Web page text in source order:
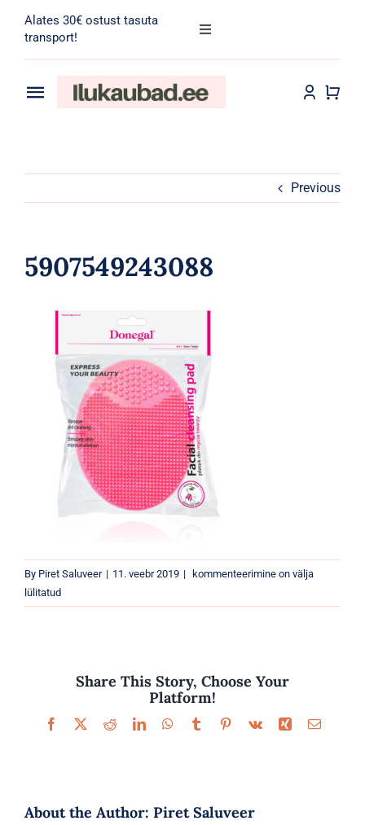
content
Alates 30€ ostust tasuta
transport!
Toggle
for:
Toggle
Meik
Parfüümid
Kaubamärgid
Eripakkumised
Previous
5907549243088
By Piret Saluveer | 11. veebr 2019 | 5907549243088
kommenteerimine on välja
lülitatud
Share This Story, Choose Your
Platform!
Facebook
X RedditLinkedInWhatsApp
TumblrPinterest
Vk Xing Email
About the Author: Piret Saluveer